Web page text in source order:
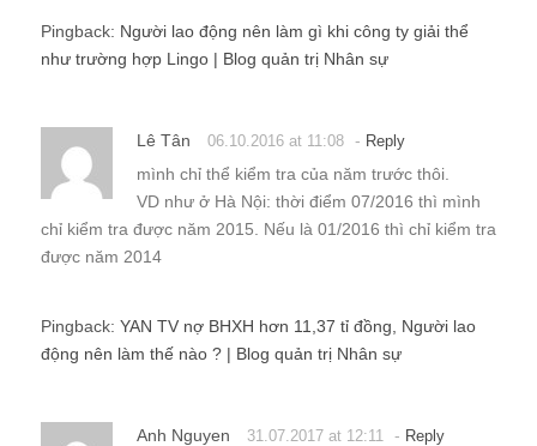
Pingback: Người lao động nên làm gì khi công ty giải thể
như trường hợp Lingo | Blog quản trị Nhân sự
Lê Tân 06.10.2016 at 11:08 - Reply
mình chỉ thể kiểm tra của năm trước thôi.
VD như ở Hà Nội: thời điểm 07/2016 thì mình
chỉ kiểm tra được năm 2015. Nếu là 01/2016 thì chỉ kiểm tra
được năm 2014
Pingback: YAN TV nợ BHXH hơn 11,37 tỉ đồng, Người lao
động nên làm thế nào ? | Blog quản trị Nhân sự
Anh Nguyen 31.07.2017 at 12:11 - Reply